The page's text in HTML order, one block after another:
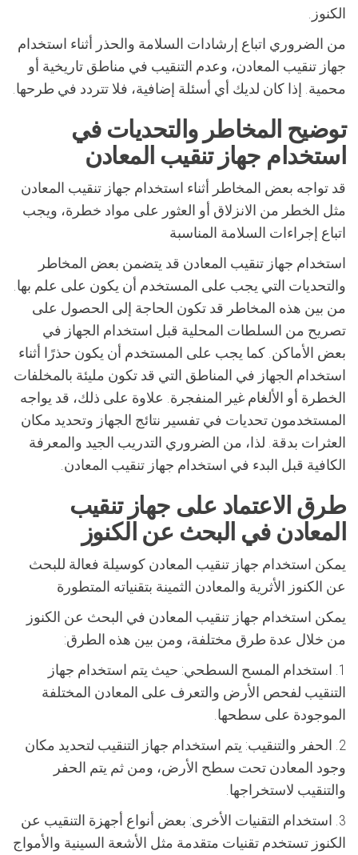
الكنوز.
من الضروري اتباع إرشادات السلامة والحذر أثناء استخدام
جهاز تنقيب المعادن، وعدم التنقيب في مناطق تاريخية أو
محمية. إذا كان لديك أي أسئلة إضافية، فلا تتردد في طرحها.
توضيح المخاطر والتحديات في
استخدام جهاز تنقيب المعادن
قد تواجه بعض المخاطر أثناء استخدام جهاز تنقيب المعادن
مثل الخطر من الانزلاق أو العثور على مواد خطرة، ويجب
اتباع إجراءات السلامة المناسبة
استخدام جهاز تنقيب المعادن قد يتضمن بعض المخاطر
والتحديات التي يجب على المستخدم أن يكون على علم بها.
من بين هذه المخاطر قد تكون الحاجة إلى الحصول على
تصريح من السلطات المحلية قبل استخدام الجهاز في
بعض الأماكن. كما يجب على المستخدم أن يكون حذرًا أثناء
استخدام الجهاز في المناطق التي قد تكون مليئة بالمخلفات
الخطرة أو الألغام غير المنفجرة. علاوة على ذلك، قد يواجه
المستخدمون تحديات في تفسير نتائج الجهاز وتحديد مكان
العثرات بدقة. لذا، من الضروري التدريب الجيد والمعرفة
الكافية قبل البدء في استخدام جهاز تنقيب المعادن.
طرق الاعتماد على جهاز تنقيب
المعادن في البحث عن الكنوز
يمكن استخدام جهاز تنقيب المعادن كوسيلة فعالة للبحث
عن الكنوز الأثرية والمعادن الثمينة بتقنياته المتطورة
يمكن استخدام جهاز تنقيب المعادن في البحث عن الكنوز
من خلال عدة طرق مختلفة، ومن بين هذه الطرق:
1. استخدام المسح السطحي: حيث يتم استخدام جهاز
التنقيب لفحص الأرض والتعرف على المعادن المختلفة
الموجودة على سطحها.
2. الحفر والتنقيب: يتم استخدام جهاز التنقيب لتحديد مكان
وجود المعادن تحت سطح الأرض، ومن ثم يتم الحفر
والتنقيب لاستخراجها.
3. استخدام التقنيات الأخرى: بعض أنواع أجهزة التنقيب عن
الكنوز تستخدم تقنيات متقدمة مثل الأشعة السينية والأمواج